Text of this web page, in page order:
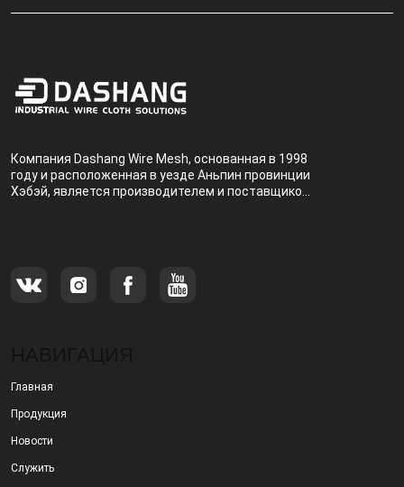
Компания Dashang Wire Mesh, основанная в 1998
году и расположенная в уезде Аньпин провинции
Хэбэй, является производителем и поставщиком,
Главная
Продукция
Новости
Служить